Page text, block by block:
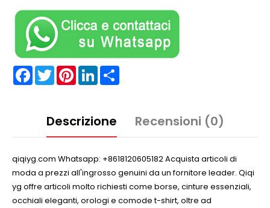
Facebook
TwitterPinterestLinkedIn
Descrizione Recensioni (0)
qiqiyg.com Whatsapp: +8618120605182 Acquista articoli di
moda a prezzi all'ingrosso genuini da un fornitore leader. Qiqi
yg offre articoli molto richiesti come borse, cinture essenziali,
occhiali eleganti, orologi e comode t-shirt, oltre ad